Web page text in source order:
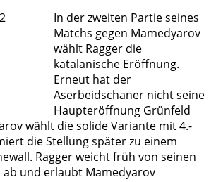
In der zweiten Partie seines
Matchs gegen Mamedyarov
wählt Ragger die
katalanische Eröffnung.
Erneut hat der
Aserbeidschaner nicht seine
Haupteröffnung Grünfeld
wählt die solide Variante mit 4.-
die Stellung später zu einem
Ragger weicht früh von seinen
und erlaubt Mamedyarov